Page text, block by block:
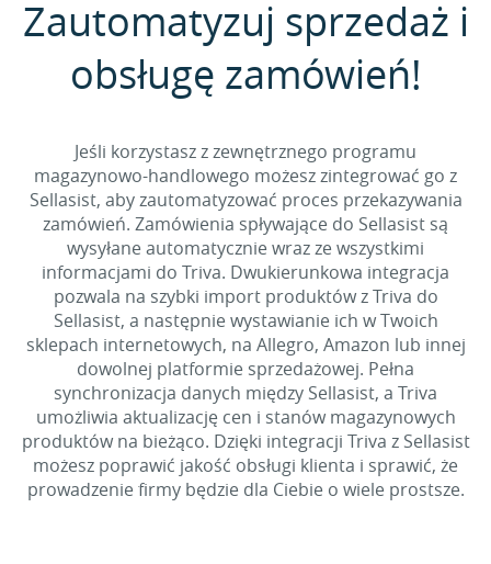
Zautomatyzuj sprzedaż i
obsługę zamówień!
Jeśli korzystasz z zewnętrznego programu
magazynowo-handlowego możesz zintegrować go z
Sellasist, aby zautomatyzować proces przekazywania
zamówień. Zamówienia spływające do Sellasist są
wysyłane automatycznie wraz ze wszystkimi
informacjami do Triva. Dwukierunkowa integracja
pozwala na szybki import produktów z Triva do
Sellasist, a następnie wystawianie ich w Twoich
sklepach internetowych, na Allegro, Amazon lub innej
dowolnej platformie sprzedażowej. Pełna
synchronizacja danych między Sellasist, a Triva
umożliwia aktualizację cen i stanów magazynowych
produktów na bieżąco. Dzięki integracji Triva z Sellasist
możesz poprawić jakość obsługi klienta i sprawić, że
prowadzenie firmy będzie dla Ciebie o wiele prostsze.